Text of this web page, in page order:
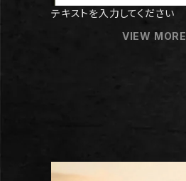
テキストを入力してください
VIEW MORE